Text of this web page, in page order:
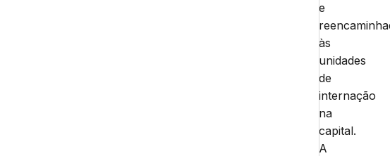
e
às
unidades
de
internação
na
capital.
A